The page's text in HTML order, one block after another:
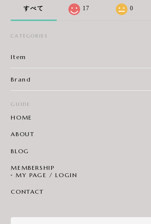
すべて 17 0
CATEGORIES
Item
Brand
GUIDE
HOME
ABOUT
BLOG
MEMBERSHIP
MY PAGE / LOGIN
CONTACT